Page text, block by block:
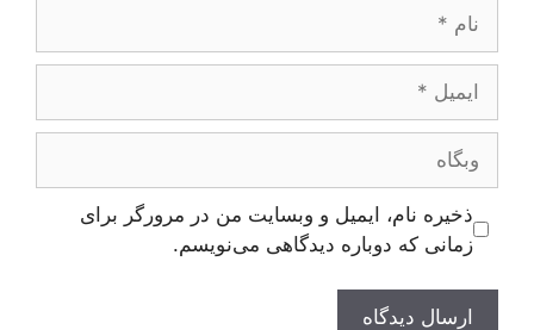
وبگاه
ذخیره نام، ایمیل و وبسایت من در مرورگر برای
زمانی که دوباره دیدگاهی می‌نویسم.